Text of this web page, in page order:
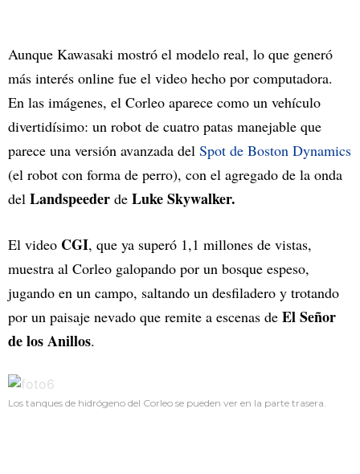
Aunque Kawasaki mostró el modelo real, lo que generó
más interés online fue el video hecho por computadora.
En las imágenes, el Corleo aparece como un vehículo
divertidísimo: un robot de cuatro patas manejable que
parece una versión avanzada del Spot de Boston Dynamics
(el robot con forma de perro), con el agregado de la onda
del Landspeeder de Luke Skywalker.
El video CGI, que ya superó 1,1 millones de vistas,
muestra al Corleo galopando por un bosque espeso,
jugando en un campo, saltando un desfiladero y trotando
por un paisaje nevado que remite a escenas de El Señor
de los Anillos.
Los tanques de hidrógeno del Corleo se pueden ver en la parte trasera.